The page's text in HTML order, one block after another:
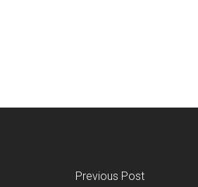
Previous Post